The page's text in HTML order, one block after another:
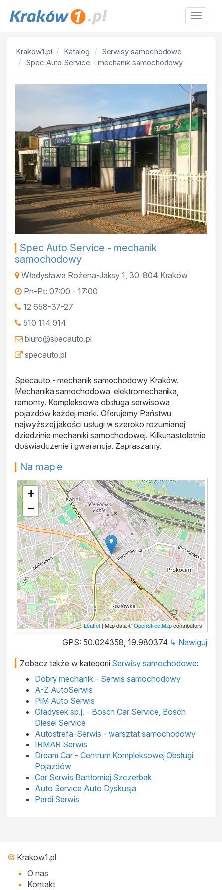
Krakow1.pl Katalog
Serwisy samochodowe
Spec Auto Service - mechanik samochodowy
Spec Auto Service - mechanik
samochodowy
Władysława Rożena-Jaksy 1 30-804 Kraków
Pn-Pt: 07:00 - 17:00
12 658-37-27
510 114 914
biuro@specauto.pl
specauto.pl
Specauto - mechanik samochodowy Kraków.
Mechanika samochodowa, elektromechanika,
remonty. Kompleksowa obsługa serwisowa
pojazdów każdej marki. Oferujemy Państwu
najwyższej jakości usługi w szeroko rozumianej
dziedzinie mechaniki samochodowej. Kilkunastoletnie
doświadczenie i gwarancja. Zapraszamy.
Na mapie
+
−
Leaflet| Map data ©OpenStreetMapcontributors
GPS: 50.024358, 19.980374 ↳ Nawiguj
Zobacz także w kategorii Serwisy samochodowe:
Dobry mechanik - Serwis samochodowy
A-Z AutoSerwis
PiM Auto Serwis
Gładysek sp.j. - Bosch Car Service, Bosch
Diesel Service
Autostrefa-Serwis - warsztat samochodowy
IRMAR Serwis
Dream Car - Centrum Kompleksowej Obsługi
Pojazdów
Car Serwis Bartłomiej Szczerbak
Auto Service Auto Dyskusja
Pardi Serwis
© Krakow1.pl
O nas
Kontakt